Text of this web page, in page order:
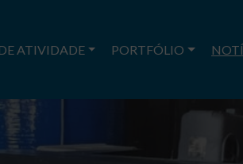
ATIVIDADE PORTFÓLIO